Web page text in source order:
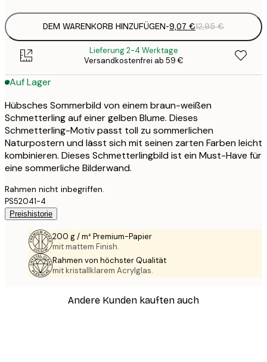
DEM WARENKORB HINZUFÜGEN-9,07 €12,95 €
Lieferung 2-4 Werktage
Versandkostenfrei ab 59 €
Auf Lager
Hübsches Sommerbild von einem braun-weißen
Schmetterling auf einer gelben Blume. Dieses
Schmetterling-Motiv passt toll zu sommerlichen
Naturpostern und lässt sich mit seinen zarten Farben leicht
kombinieren. Dieses Schmetterlingbild ist ein Must-Have für
eine sommerliche Bilderwand.
Rahmen nicht inbegriffen.
PS52041-4
Preishistorie
200 g / m² Premium-Papier
mit mattem Finish.
Rahmen von höchster Qualität
mit kristallklarem Acrylglas.
Andere Kunden kauften auch